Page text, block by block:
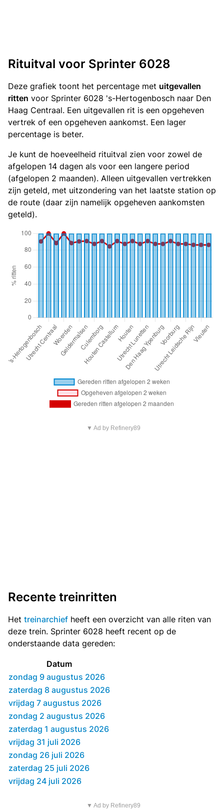
Rituitval voor Sprinter 6028
Deze grafiek toont het percentage met uitgevallen
ritten voor Sprinter 6028 's-Hertogenbosch naar Den
Haag Centraal. Een uitgevallen rit is een opgeheven
vertrek of een opgeheven aankomst. Een lager
percentage is beter.
Je kunt de hoeveelheid rituitval zien voor zowel de
afgelopen 14 dagen als voor een langere period
(afgelopen 2 maanden). Alleen uitgevallen vertrekken
zijn geteld, met uitzondering van het laatste station op
de route (daar zijn namelijk opgeheven aankomsten
geteld).
▼ Ad by Refinery89
Recente treinritten
Het treinarchief heeft een overzicht van alle riten van
deze trein. Sprinter 6028 heeft recent op de
onderstaande data gereden:
Datum
zondag 9 augustus 2026
zaterdag 8 augustus 2026
vrijdag 7 augustus 2026
zondag 2 augustus 2026
zaterdag 1 augustus 2026
vrijdag 31 juli 2026
zondag 26 juli 2026
zaterdag 25 juli 2026
vrijdag 24 juli 2026
▼ Ad by Refinery89